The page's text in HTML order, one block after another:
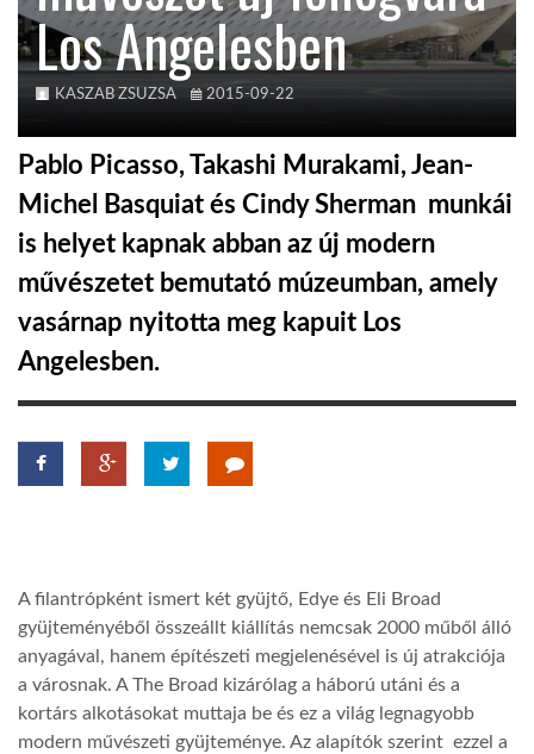
A VILÁG ITTHON
GLOBOTV BP
HÍR3D
GLOBOTV
A NAP SZÉPE
LINKTR.EE
Los Angelesben
KASZAB ZSUZSA 2015-09-22
Pablo Picasso, Takashi Murakami, Jean-
Michel Basquiat és Cindy Sherman munkái
is helyet kapnak abban az új modern
művészetet bemutató múzeumban, amely
vasárnap nyitotta meg kapuit Los
Angelesben.
A filantrópként ismert két gyüjtő, Edye és Eli Broad
gyüjteményéből összeállt kiállítás nemcsak 2000 műből álló
anyagával, hanem építészeti megjelenésével is új atrakciója
a városnak. A The Broad kizárólag a háború utáni és a
kortárs alkotásokat muttaja be és ez a világ legnagyobb
modern művészeti gyüjteménye. Az alapítók szerint ezzel a